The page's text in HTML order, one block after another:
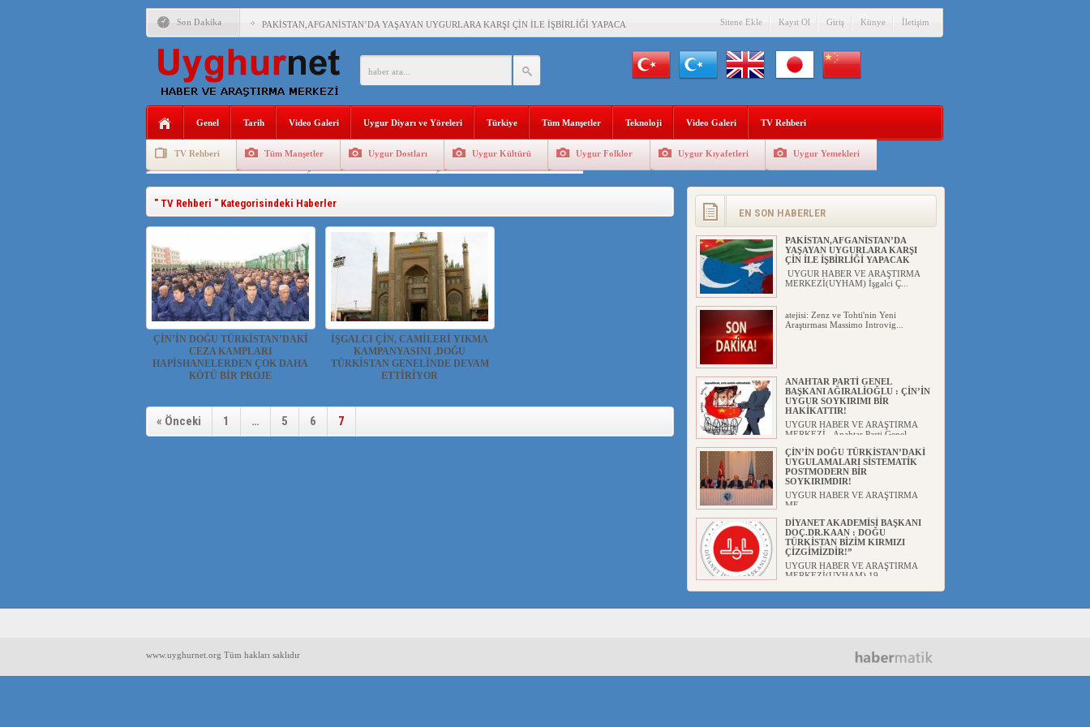
Son Dakika PAKİSTAN,AFGANİSTAN’DA YAŞAYAN UYGURLARA KARŞI ÇİN İLE İŞBİRLİĞİ YAPACAK
ANAHTAR PARTİ GENEL BAŞKANI AĞIRALİOĞLU : ÇİN’İN UYGUR SOYKIRIMI BİR HAKİKATTIR!
ÇİN’İN DOĞU TÜRKİSTAN’DAKİ UYGULAMALARI SİSTEMATİK POSTMODERN BİR SOYKIRIMDIR!
DİYANET AKADEMİSİ BAŞKANI DOÇ.DR.KAAN : DOĞU TÜRKİSTAN BİZİM KIRMIZI ÇİZGİMİZDİR!”
ÇİN’İN ANKARA BÜYÜKELÇİSİ JİANG’İN TRABZON ZİYARETİ
Sitene Ekle Kayıt Ol Giriş Künye İletişim
Genel Tarih Video Galeri Uygur Diyarı ve Yöreleri Türkiye Tüm Manşetler Teknoloji Video Galeri TV Rehberi
TV Rehberi Tüm Manşetler Uygur Dostları Uygur Kültürü Uygur Folklor Uygur Kıyafetleri Uygur Yemekleri
Uygurlarda Düğün ve Cenaze Uygur Geleneksel Tip Uygur Geleneksel Sporlar
" TV Rehberi " Kategorisindeki Haberler
ÇİN’İN DOĞU TÜRKİSTAN’DAKİ
CEZA KAMPLARI
HAPİSHANELERDEN ÇOK DAHA
KÖTÜ BİR PROJE
İŞGALCI ÇİN, CAMİLERİ YIKMA
KAMPANYASINI ,DOĞU
TÜRKİSTAN GENELİNDE DEVAM
ETTİRİYOR
« Önceki 1 … 5 6 7
EN SON HABERLER
ÇİN’İN “GÜVENLİK”SÖYLEMİ İLE
MEŞRULAŞTIRDIĞI ÇKP DEVLET
TERÖRÜ
YILMAZ ER(habernida.com) Çin
PAKİSTAN,AFGANİSTAN’DA
YAŞAYAN UYGURLARA KARŞI
ÇİN İLE İŞBİRLİĞİ YAPACAK
UYGUR HABER VE ARAŞTIRMA
MERKEZİ(UYHAM) İşgalci Ç...
atejisi: Zenz ve Tohti'nin Yeni
Araştırması Massimo Introvig...
ANAHTAR PARTİ GENEL
BAŞKANI AĞIRALİOĞLU : ÇİN’İN
UYGUR SOYKIRIMI BİR
HAKİKATTIR!
UYGUR HABER VE ARAŞTIRMA
MERKEZİ Anahtar Parti Genel
ÇİN’İN DOĞU TÜRKİSTAN’DAKİ
UYGULAMALARI SİSTEMATİK
POSTMODERN BİR
SOYKIRIMDIR!
UYGUR HABER VE ARAŞTIRMA
ME...
DİYANET AKADEMİSİ BAŞKANI
DOÇ.DR.KAAN : DOĞU
TÜRKİSTAN BİZİM KIRMIZI
ÇİZGİMİZDİR!”
UYGUR HABER VE ARAŞTIRMA
MERKEZİ(UYHAM) 19...
150 YILDIR KAYNAYAN YARAMIZ
ÇİN’İN UYGUR POLİTİKALARINI
www.uyghurnet.org Tüm hakları saklıdır